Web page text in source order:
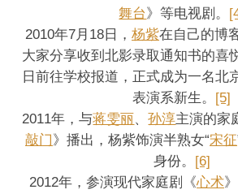
舞台》等电视剧。
2010年7月18日， 杨紫在自己的博
大家分享收到北影录取通知书的喜
日前往学校报道，正式成为一名北
表演系新生。 [5]
2011年，与蒋雯丽 、孙淳主演的家
敲门》播出，杨紫饰演半熟女“宋征
身份。 [6]
2012年，参演现代家庭剧《心术